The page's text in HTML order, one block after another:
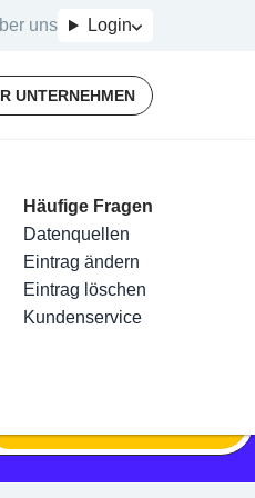
uns Login
Unternehmer
Beratung
Firmeneintrag
hinzufügen
beanspruchen
verwalten
bewerben
Häufige Fragen
Datenquellen
Eintrag ändern
Eintrag löschen
Kundenservice
UNTERNEHMEN